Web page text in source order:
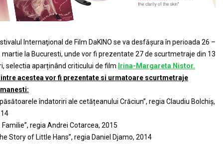
Internaţional de Film DaKINO se va desfășura în perioada 26 –
martie la Bucuresti, unde vor fi prezentate 27 de scurtmetraje din 13
selectia aparținând criticului de film Irina-Margareta Nistor.
acestea vor fi prezentate si urmatoare scurtmetraje
îndatoriri ale cetățeanului Crăciun”, regia Claudiu Bolchiș,
Familie”, regia Andrei Cotarcea, 2015
Story of Little Hans”, regia Daniel Djamo, 2014